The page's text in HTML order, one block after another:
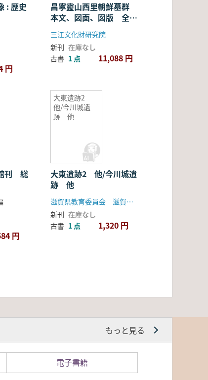
: 歴史
円
昌寧靈山西里朝鮮墓群
本文、図面、図版 全3
冊
三江文化財研究院
新刊 在庫なし
古書 1 点 11,088 円
刊 総
円
大東遺跡2
他/今川城遺
跡 他
大東遺跡2 他/今川城遺
跡 他
滋賀県教育委員会 滋賀県文化財保護協会
新刊 在庫なし
古書 1 点 1,320 円
もっと見る
電子書籍